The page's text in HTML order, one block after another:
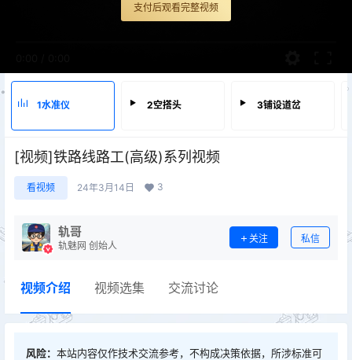
支付后观看完整视频
1水准仪 2空搭头 3铺设道岔
[视频]铁路线路工(高级)系列视频
看视频 24年3月14日 3
轨哥
轨魅网 创始人
关注 私信
视频介绍 视频选集 交流讨论
风险： 本站内容仅作技术交流参考，不构成决策依据，所涉标准可